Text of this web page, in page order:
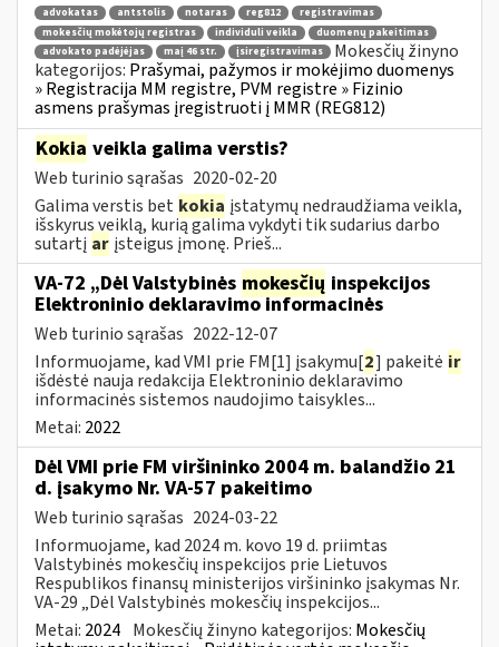
advokatas antstolis notaras reg812
registravimas
mokesčių mokėtojų registras
individuli veikla
duomenų pakeitimas
advokato padėjėjas
maį 46 str. įsiregistravimas
Mokesčių žinyno
kategorijos: Prašymai, pažymos ir mokėjimo duomenys
» Registracija MM registre, PVM registre » Fizinio
asmens prašymas įregistruoti į MMR (REG812)
Kokia veikla galima verstis?
Web turinio sąrašas 2020-02-20
Galima verstis bet kokia įstatymų nedraudžiama veikla,
išskyrus veiklą, kurią galima vykdyti tik sudarius darbo
sutartį ar įsteigus įmonę. Prieš...
VA-72 „Dėl Valstybinės mokesčių inspekcijos
Elektroninio deklaravimo informacinės
Web turinio sąrašas 2022-12-07
Informuojame, kad VMI prie FM[1] įsakymu[2] pakeitė ir
išdėstė nauja redakcija Elektroninio deklaravimo
informacinės sistemos naudojimo taisykles...
Metai: 2022
Dėl VMI prie FM viršininko 2004 m. balandžio 21
d. įsakymo Nr. VA-57 pakeitimo
Web turinio sąrašas 2024-03-22
Informuojame, kad 2024 m. kovo 19 d. priimtas
Valstybinės mokesčių inspekcijos prie Lietuvos
Respublikos finansų ministerijos viršininko įsakymas Nr.
VA-29 „Dėl Valstybinės mokesčių inspekcijos...
Metai: 2024 Mokesčių žinyno kategorijos: Mokesčių